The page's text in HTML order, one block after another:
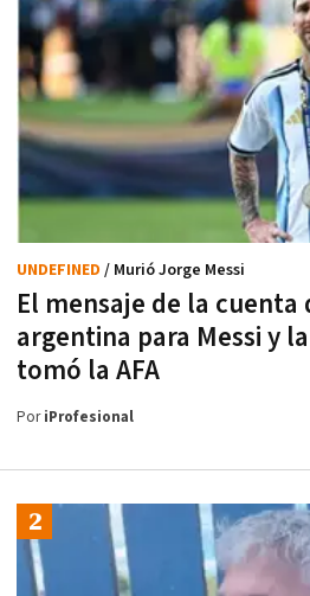
El mensaje de la cuenta
argentina para Messi y
tomó la AFA
UNDEFINED / Murió Jorge Messi
PoriProfesional